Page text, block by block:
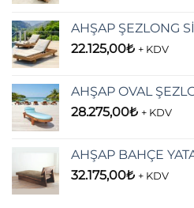
AHŞAP ŞEZLONG
22.125,00₺ + KDV
AHŞAP OVAL
28.275,00₺ + KDV
AHŞAP BAHÇE
32.175,00₺ + KDV